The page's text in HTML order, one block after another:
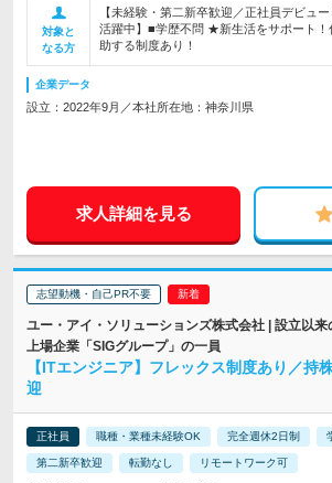
対象と
なる方
【未経験・第二新卒歓迎／正社員デビュ
活躍中】■学歴不問 ★新生活をサポート！
助する制度あり！
企業データ
設立：2022年9月／本社所在地：神奈川県
求人詳細を見る
志望動機・自己PR不要
ユー・アイ・ソリューションズ株式会社 | 設立以来
上場企業「SIGグループ」の一員
【ITエンジニア】フレックス制度あり／持
迎
正社員 職種・業種未経験OK 完全週休2日制
第二新卒歓迎 転勤なし リモートワーク可